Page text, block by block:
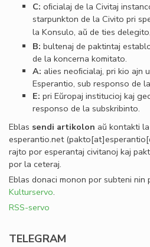
C: oﬁcialaj de la Civitaj
starpunkton de la Civito pri
la Konsulo, aŭ de ties
B: bultenaj de paktintaj
de la koncerna komitato.
A: alies neoﬁcialaj, pri kio ajn
Esperantio, sub responso de
E: pri Eŭropaj institucioj kaj
responso de la subskribinto.
Eblas sendi artikolon aŭ kontakti
esperantio.net
rajto por esperantaj civitanoj kaj
por la ceteraj.
Eblas donaci monon por subteni nin
Kulturservo.
RSS-servo
TELEGRAM